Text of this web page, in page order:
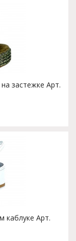
застежке Арт.
каблуке Арт.